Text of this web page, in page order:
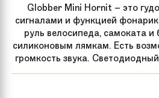
Globber Mini Hornit – это
сигналами и функцией
руль велосипеда, самоката и
силиконовым лямкам. Есть
громкость звука.